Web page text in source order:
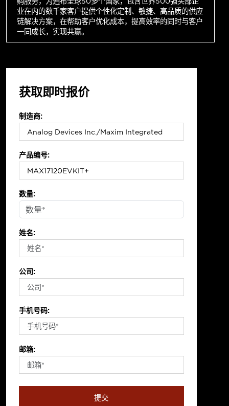
业在内的数千家客户提供个性化定制、敏捷、高品质的供应
链解决方案，在帮助客户优化成本，提高效率的同时与客户
一同成长，实现共赢。
获取即时报价
制造商:
产品编号:
数量:
姓名:
公司:
手机号码:
邮箱:
提交